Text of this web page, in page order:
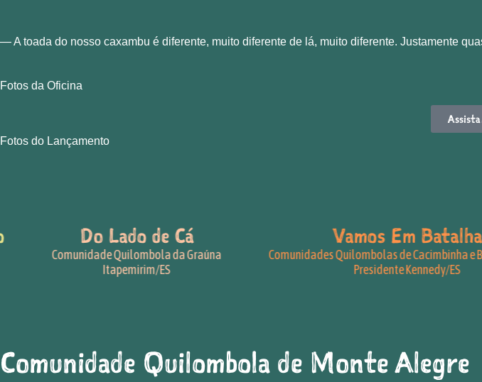
— A toada do nosso caxambu é diferente, muito diferente de lá, muito diferente. Justamente
Fotos da Oficina
Assista
Fotos do Lançamento
Do Lado de Cá
Comunidade Quilombola da Graúna
Itapemirim/ES
Vamos Em Batalha
Comunidades Quilombolas de Cacimbinha e Boa
Presidente Kennedy/ES
Comunidade Quilombola de Monte Alegre